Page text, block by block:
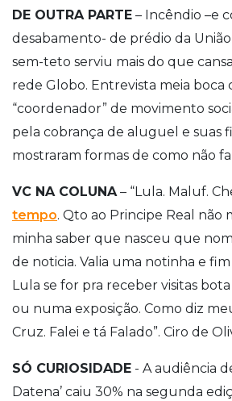
DE OUTRA PARTE – Incêndio –e
desabamento- de prédio da
sem-teto serviu mais do que
rede Globo. Entrevista meia boca
“coordenador” de movimento
pela cobrança de aluguel e suas
mostraram formas de como não
VC NA COLUNA – “Lula. Maluf.
tempo. Qto ao Principe Real não
minha saber que nasceu que
de noticia. Valia uma notinha e
Lula se for pra receber visitas
ou numa exposição. Como diz
Cruz. Falei e tá Falado”. Ciro de
SÓ CURIOSIDADE - A audiência
Datena’ caiu 30% na segunda